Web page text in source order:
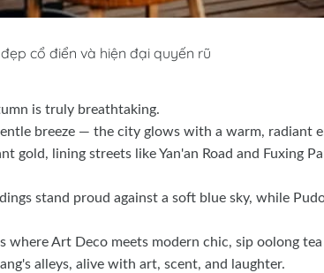
cổ điển và hiện đại quyến rũ
is truly breathtaking.
breeze — the city glows with a warm, radiant
gold, lining streets like Yan'an Road and Fuxing
stand proud against a soft blue sky, while
where Art Deco meets modern chic, sip oolong
alleys, alive with art, scent, and laughter.